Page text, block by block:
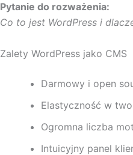
Pytanie do rozważenia:
Co to jest WordPress i
Zalety WordPress jako CMS
Darmowy i open
Elastyczność w
Ogromna liczba
Intuicyjny panel